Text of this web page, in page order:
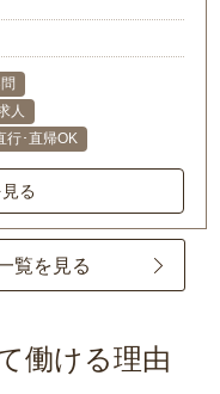
人
行･直帰OK
る
覧を見る
働ける理由